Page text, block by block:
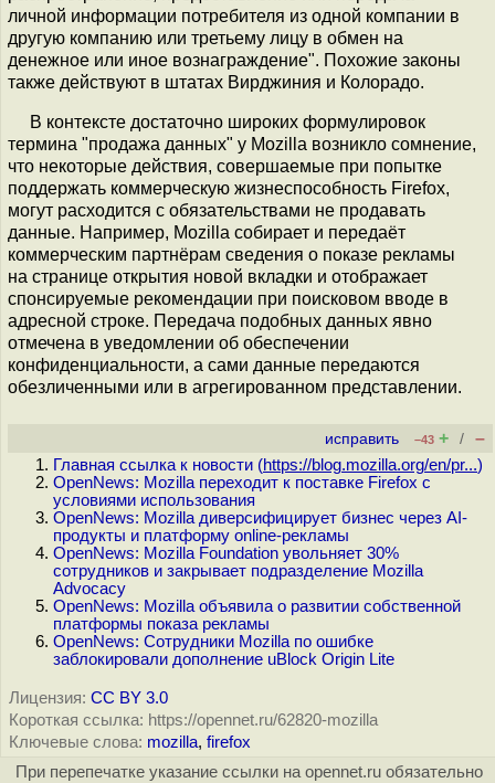
личной информации потребителя из одной компании в
другую компанию или третьему лицу в обмен на
денежное или иное вознаграждение". Похожие законы
также действуют в штатах Вирджиния и Колорадо.
В контексте достаточно широких формулировок
термина "продажа данных" у Mozilla возникло сомнение,
что некоторые действия, совершаемые при попытке
поддержать коммерческую жизнеспособность Firefox,
могут расходится с обязательствами не продавать
данные. Например, Mozilla собирает и передаёт
коммерческим партнёрам сведения о показе рекламы
на странице открытия новой вкладки и отображает
спонсируемые рекомендации при поисковом вводе в
адресной строке. Передача подобных данных явно
отмечена в уведомлении об обеспечении
конфиденциальности, а сами данные передаются
обезличенными или в агрегированном представлении.
исправить –43 + / –
Главная ссылка к новости (https://blog.mozilla.org/en/pr...)
OpenNews: Mozilla переходит к поставке Firefox с
условиями использования
OpenNews: Mozilla диверсифицирует бизнес через AI-
продукты и платформу online-рекламы
OpenNews: Mozilla Foundation увольняет 30%
сотрудников и закрывает подразделение Mozilla
Advocacy
OpenNews: Mozilla объявила о развитии собственной
платформы показа рекламы
OpenNews: Сотрудники Mozilla по ошибке
заблокировали дополнение uBlock Origin Lite
Лицензия: CC BY 3.0
Короткая ссылка: https://opennet.ru/62820-mozilla
Ключевые слова: mozilla, firefox
При перепечатке указание ссылки на opennet.ru обязательно